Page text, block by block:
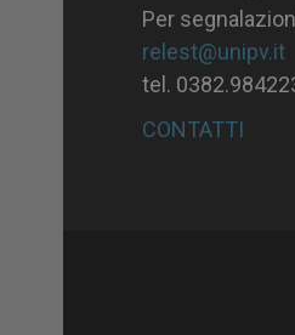
Per
relest@unipv.it
tel.
CONTATTI